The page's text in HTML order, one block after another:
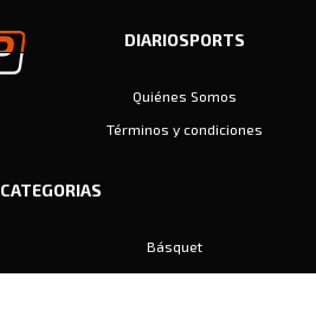
DIARIOSPORTS
Quiénes Somos
Términos y condiciones
CATEGORIAS
Básquet